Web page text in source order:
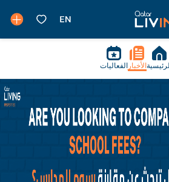
الرئيسية الأخبار الفعاليات